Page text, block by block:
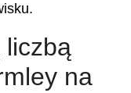
liczbą
na